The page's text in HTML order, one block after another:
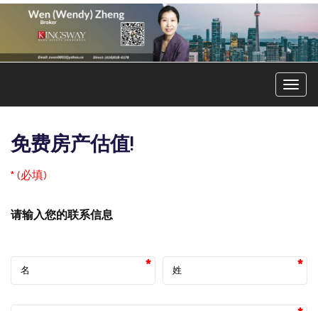
菜
单
免费房产估值!
* (必填)
请输入您的联系信息
名 姓